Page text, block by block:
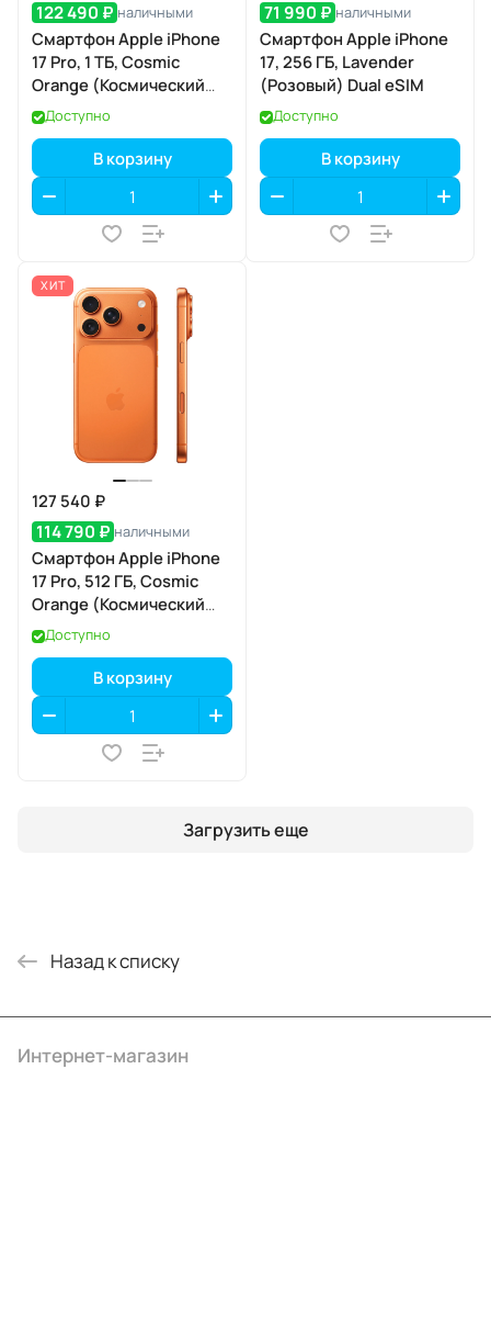
122 490 ₽ наличными
Смартфон Apple iPhone
17 Pro, 1 ТБ, Cosmic
Orange (Космический
оранжевый) Dual eSIM
Доступно
В корзину
71 990 ₽ наличными
Смартфон Apple iPhone
17, 256 ГБ, Lavender
(Розовый) Dual eSIM
Доступно
В корзину
ХИТ
127 540 ₽
114 790 ₽ наличными
Смартфон Apple iPhone
17 Pro, 512 ГБ, Cosmic
Orange (Космический
оранжевый) SIM+eSIM
Доступно
В корзину
Загрузить еще
Назад к списку
Интернет-магазин